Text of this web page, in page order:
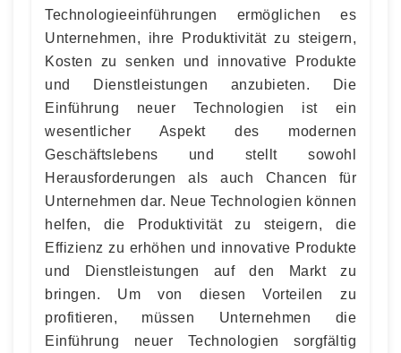
Technologieeinführungen ermöglichen es
Unternehmen, ihre Produktivität zu steigern,
Kosten zu senken und innovative Produkte
und Dienstleistungen anzubieten. Die
Einführung neuer Technologien ist ein
wesentlicher Aspekt des modernen
Geschäftslebens und stellt sowohl
Herausforderungen als auch Chancen für
Unternehmen dar. Neue Technologien können
helfen, die Produktivität zu steigern, die
Effizienz zu erhöhen und innovative Produkte
und Dienstleistungen auf den Markt zu
bringen. Um von diesen Vorteilen zu
profitieren, müssen Unternehmen die
Einführung neuer Technologien sorgfältig